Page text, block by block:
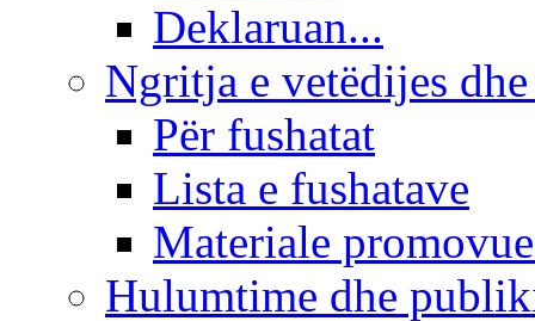
Deklaruan...
Ngritja e vetëdijes
Për fushatat
Lista e fushatave
Materiale
Hulumtime dhe